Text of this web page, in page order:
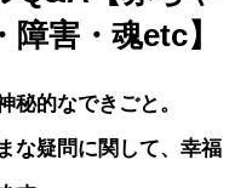
害・魂etc】
秘的なできごと。
な疑問に関して、幸福